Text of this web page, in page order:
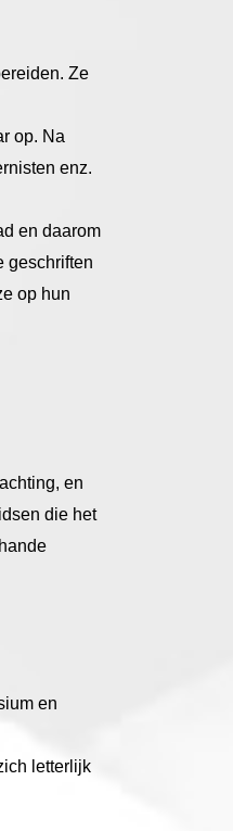
Ze
op. Na
enz.
en daarom
geschriften
op hun
en
die het
en
letterlijk